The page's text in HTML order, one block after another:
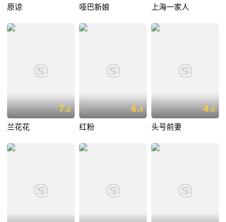
原谅 哑巴新娘 上海一家人
7.2
兰花花
6.4
红粉
4.6
头号前妻